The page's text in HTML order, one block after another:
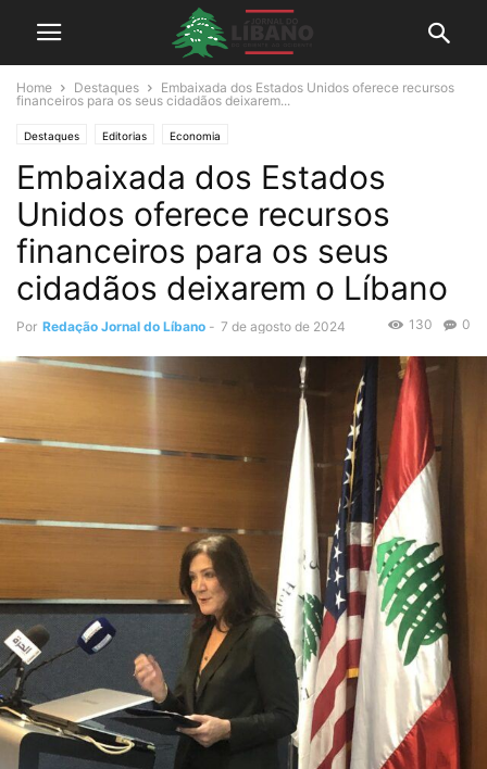
Home Destaques
Embaixada dos Estados Unidos oferece recursos
financeiros para os seus cidadãos deixarem...
Destaques Editorias Economia
Embaixada dos Estados
Unidos oferece recursos
financeiros para os seus
cidadãos deixarem o Líbano
Por Redação Jornal do Líbano - 7 de agosto de 2024 0
130